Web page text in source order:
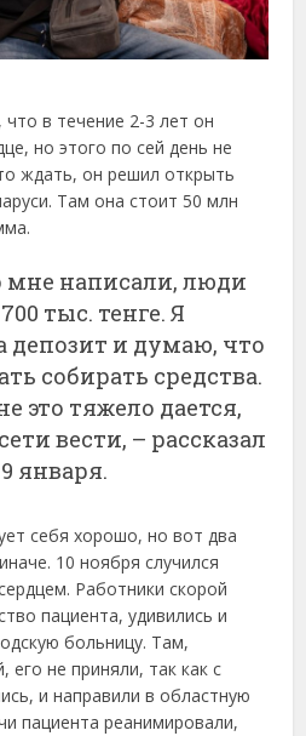
в течение 2-3 лет он
но этого по сей день не
ждать, он решил открыть
Там она стоит 50 млн
мне написали, люди
тыс. тенге. Я
депозит и думаю, что
собирать средства.
это тяжело дается,
вести, – рассказал
января.
себя хорошо, но вот два
10 ноября случился
Работники скорой
пациента, удивились и
больницу. Там,
его не приняли, так как с
и направили в областную
пациента реанимировали,